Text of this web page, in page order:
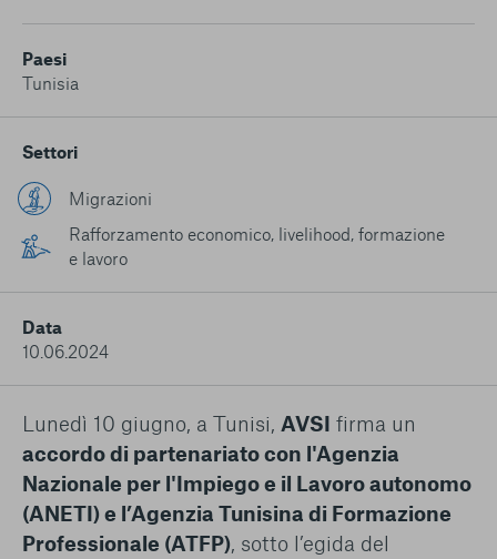
funzionamento. Premendo “Conferma le mie scelte”, la
selezione relativa ai cookie effettuata verrà salvata. Se non è
possibile consultare la nostra
Cookie strettamente necessari
Cookie di analisi
Paesi
Tunisia
Settori
Migrazioni
Rafforzamento economico, livelihood, formazione
e lavoro
Data
10.06.2024
Lunedì 10 giugno, a Tunisi, AVSI firma un
accordo di partenariato con l'Agenzia
Nazionale per l'Impiego e il Lavoro autonomo
(ANETI) e l’Agenzia Tunisina di Formazione
Professionale (ATFP), sotto l’egida del